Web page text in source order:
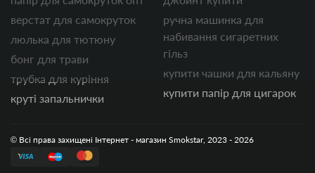
верстат для самокруток
люлька для тютюну
бонг для трави
трубка для куріння
круті запальнички
ручна машинка для
набивання сигаретних
гільз
купити чашки для кальяну
купити папір для цигарок
© Всі права захищені Інтернет - магазин Smokstar, 2023 - 2026